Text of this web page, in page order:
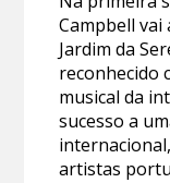
Campbell
Jardim da
reconhecido
musical da
sucesso a
artistas